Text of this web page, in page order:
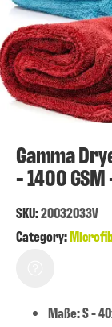
Gamma
- 1400 GSM
SKU:20032033V
Category:
Maße: S -